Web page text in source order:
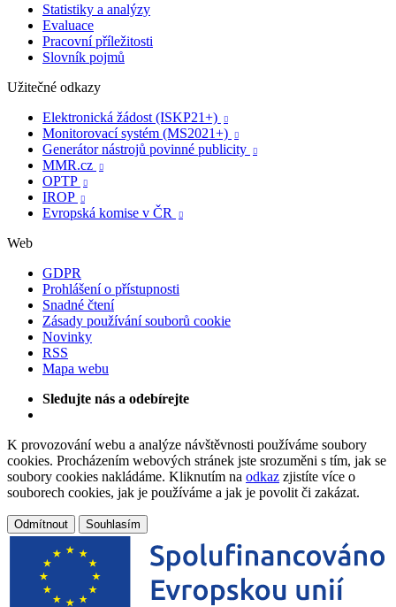
Statistiky a analýzy
Evaluace
Pracovní příležitosti
Slovník pojmů
Užitečné odkazy
Elektronická žádost (ISKP21+)

Monitorovací systém (MS2021+) 
Generátor nástrojů povinné publicity 
MMR.cz 
OPTP 
IROP 
Evropská komise v ČR 
Web
GDPR
Prohlášení o přístupnosti
Snadné čtení
Zásady používání souborů cookie
Novinky
RSS
Mapa webu
Sledujte nás a odebírejte
K provozování webu a analýze návštěvnosti používáme soubory
cookies. Procházením webových stránek jste srozuměni s tím, jak se
soubory cookies nakládáme. Kliknutím na odkaz zjistíte více o
souborech cookies, jak je používáme a jak je povolit či zakázat.
Odmítnout Souhlasím